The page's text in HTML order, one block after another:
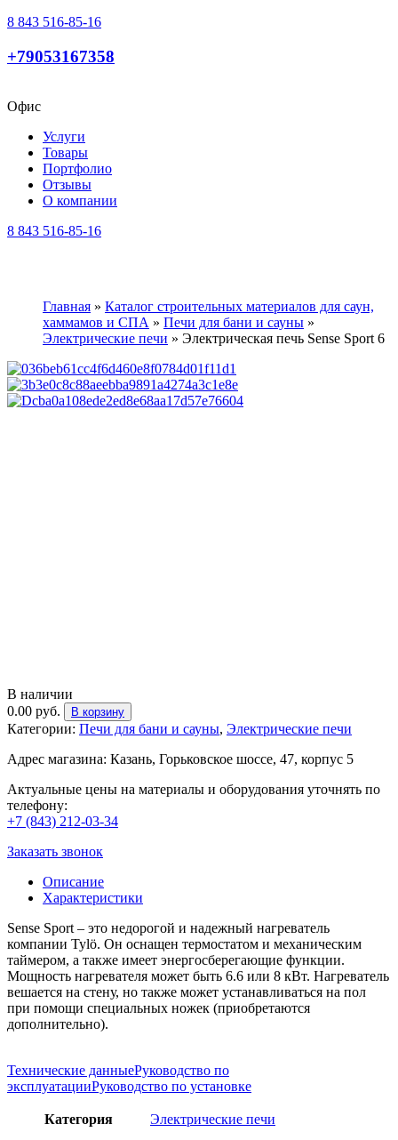
8 843 516-85-16
+79053167358
Офис
Услуги
Товары
Портфолио
Отзывы
О компании
8 843 516-85-16
Главная » Каталог строительных материалов для саун,
хаммамов и СПА » Печи для бани и cауны »
Электрические печи » Электрическая печь Sense Sport 6
В наличии
0.00 руб. В корзину
Категории: Печи для бани и cауны, Электрические печи
Адрес магазина: Казань, Горьковское шоссе, 47, корпус 5
Актуальные цены на материалы и оборудования уточнять по
телефону:
+7 (843) 212-03-34
Заказать звонок
Описание
Характеристики
Sense Sport – это недорогой и надежный нагреватель
компании Tylö. Он оснащен термостатом и механическим
таймером, а также имеет энергосберегающие функции.
Мощность нагревателя может быть 6.6 или 8 кВт. Нагреватель
вешается на стену, но также может устанавливаться на пол
при помощи специальных ножек (приобретаются
дополнительно).
Технические данныеРуководство по
эксплуатацииРуководство по установке
Категория Электрические печи